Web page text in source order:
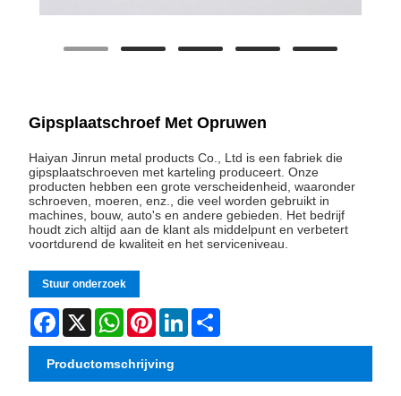
Gipsplaatschroef Met Opruwen
Haiyan Jinrun metal products Co., Ltd is een fabriek die
gipsplaatschroeven met karteling produceert. Onze
producten hebben een grote verscheidenheid, waaronder
schroeven, moeren, enz., die veel worden gebruikt in
machines, bouw, auto's en andere gebieden. Het bedrijf
houdt zich altijd aan de klant als middelpunt en verbetert
voortdurend de kwaliteit en het serviceniveau.
Stuur onderzoek
Facebook
X WhatsAppPinterestLinkedIn
Productomschrijving